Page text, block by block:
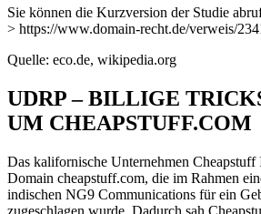
Sie können die Kurzversion der Studie
> https://www.domain-recht.de/verweis/
Quelle: eco.de, wikipedia.org
UDRP – BILLIGE
UM CHEAPSTUFF.COM
Das kalifornische Unternehmen Cheapstuff
Domain cheapstuff.com, die im Rahmen
indischen NG9 Communications für ein
zugeschlagen wurde. Dadurch sah